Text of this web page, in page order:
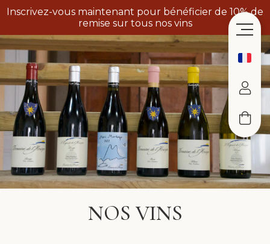
Inscrivez-vous maintenant pour bénéficier de 10% de
remise sur tous nos vins
NOS VINS